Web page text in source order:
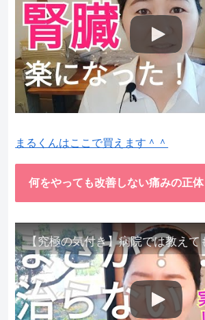
まるくんはここで買えます＾＾
何をやっても改善しない痛みの正体